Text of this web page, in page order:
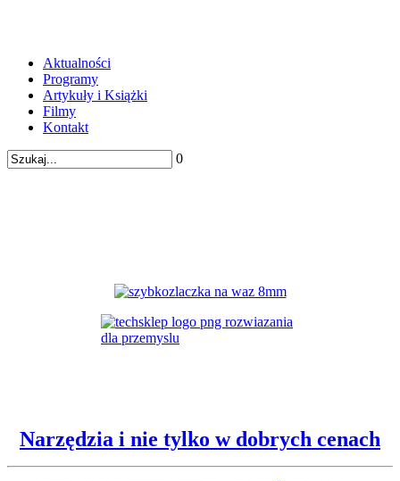
Aktualności
Programy
Artykuły i Książki
Filmy
Kontakt
0
Narzędzia i nie tylko w dobrych cenach